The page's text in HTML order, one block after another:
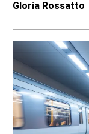
Gloria Rossatto